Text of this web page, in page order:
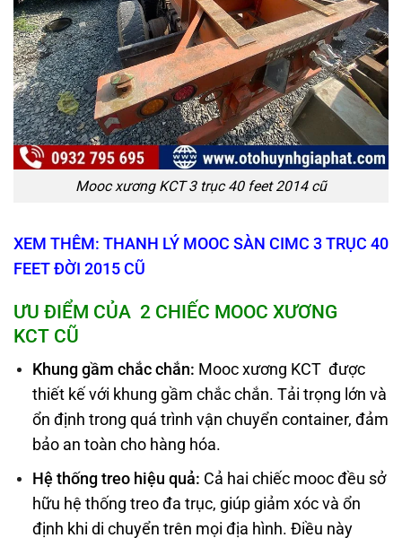
Mooc xương KCT 3 trục 40 feet 2014 cũ
XEM THÊM: THANH LÝ MOOC SÀN CIMC 3 TRỤC 40
FEET ĐỜI 2015 CŨ
ƯU ĐIỂM CỦA 2 CHIẾC MOOC XƯƠNG
KCT CŨ
Khung gầm chắc chắn: Mooc xương KCT được
thiết kế với khung gầm chắc chắn. Tải trọng lớn và
ổn định trong quá trình vận chuyển container, đảm
bảo an toàn cho hàng hóa.
Hệ thống treo hiệu quả: Cả hai chiếc mooc đều sở
hữu hệ thống treo đa trục, giúp giảm xóc và ổn
định khi di chuyển trên mọi địa hình. Điều này